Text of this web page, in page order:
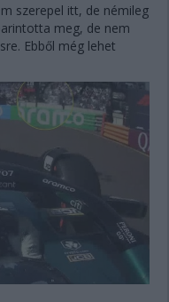
szerepel itt, de némileg
meg, de nem
Ebből még lehet